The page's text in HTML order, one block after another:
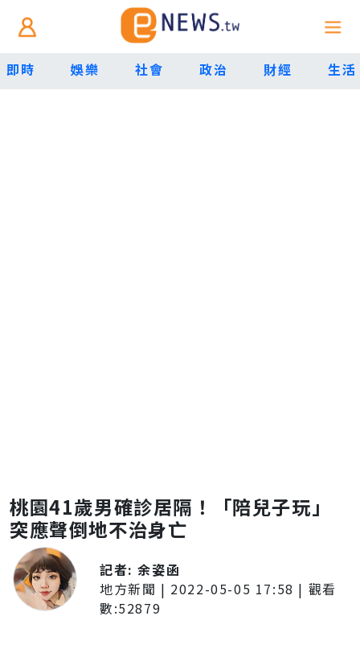
即時 娛樂 社會 政治 財經 生活
桃園41歲男確診居隔！「陪兒子玩」
突應聲倒地不治身亡
記者:余姿函
地方新聞 | 2022-05-05 17:58 | 觀看
數:52879